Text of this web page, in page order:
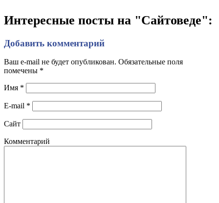
Интересные посты на "Сайтоведе":
Добавить комментарий
Ваш e-mail не будет опубликован. Обязательные поля
помечены *
Имя *
E-mail *
Сайт
Комментарий